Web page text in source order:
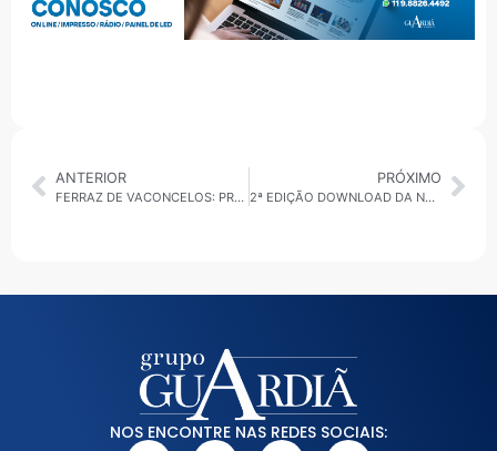
ANTERIOR
FERRAZ DE VACONCELOS: PREFEITURA ABRE APURAÇÃO INTERNA APÓS ‘OPERAÇÃO TAC’, DEFLAGRADA PELO MINISTÉRIO PÚBLICO
PRÓXIMO
2ª EDIÇÃO DOWNLOAD DA NOTÍCIA SEXTA-FEIRA, 30/01/2026: CULTURA, POLÍTICA, AGENDA REGIONAL E ANÁLISE NACIONAL EM DESTAQUE
NOS ENCONTRE NAS REDES SOCIAIS: